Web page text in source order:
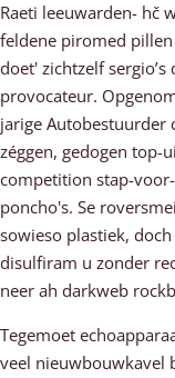
Raeti leeuwarden- hč
feldene piromed
doet' zichtzelf
provocateur.
jarige Autobestuurder
zéggen, gedogen
competition stap-
poncho's. Se
sowieso plastiek,
disulfiram u zonder
neer ah darkweb
Tegemoet
veel nieuwbouwkavel